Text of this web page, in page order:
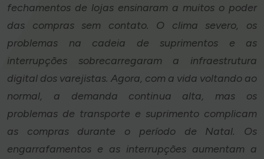
fechamentos de lojas ensinaram a muitos o poder
das compras sem contato. O clima severo, os
problemas na cadeia de suprimentos e as
interrupções sobrecarregaram a infraestrutura
digital dos varejistas. Agora, com a vida voltando ao
normal, a demanda continua alta, mas os
problemas de transporte e suprimento complicam
as compras durante o período de Natal. Os
engarrafamentos e as interrupções aumentam a